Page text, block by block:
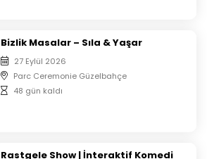
Bizlik Masalar – Sıla & Yaşar
27 Eylül 2026
Parc Ceremonie Güzelbahçe
48 gün kaldı
Rastgele Show | İnteraktif Komedi